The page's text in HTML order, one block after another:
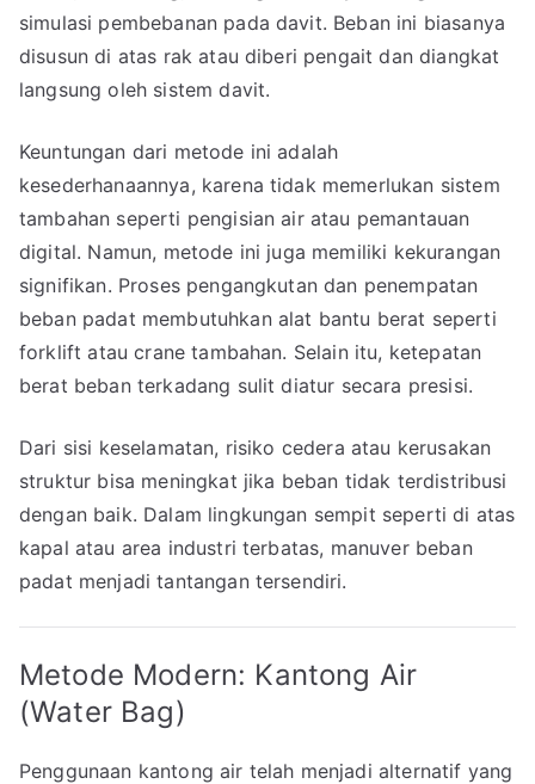
simulasi pembebanan pada davit. Beban ini biasanya
disusun di atas rak atau diberi pengait dan diangkat
langsung oleh sistem davit.
Keuntungan dari metode ini adalah
kesederhanaannya, karena tidak memerlukan sistem
tambahan seperti pengisian air atau pemantauan
digital. Namun, metode ini juga memiliki kekurangan
signifikan. Proses pengangkutan dan penempatan
beban padat membutuhkan alat bantu berat seperti
forklift atau crane tambahan. Selain itu, ketepatan
berat beban terkadang sulit diatur secara presisi.
Dari sisi keselamatan, risiko cedera atau kerusakan
struktur bisa meningkat jika beban tidak terdistribusi
dengan baik. Dalam lingkungan sempit seperti di atas
kapal atau area industri terbatas, manuver beban
padat menjadi tantangan tersendiri.
Metode Modern: Kantong Air
(Water Bag)
Penggunaan kantong air telah menjadi alternatif yang